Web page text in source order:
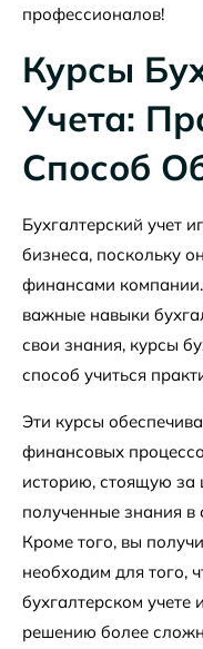
профессионалов!
Курсы
Учета:
Способ
Бухгалтерский учет
бизнеса, поскольку
финансами
важные навыки
свои знания, курсы
способ учиться
Эти курсы
финансовых
историю, стоящую за
полученные знания в
Кроме того, вы
необходим для того,
бухгалтерском
решению более